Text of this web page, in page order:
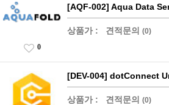
[AQF-002] Aqua Data
상품가 : 견적문의 (0)
0
[DEV-004] dotConnect
상품가 : 견적문의 (0)